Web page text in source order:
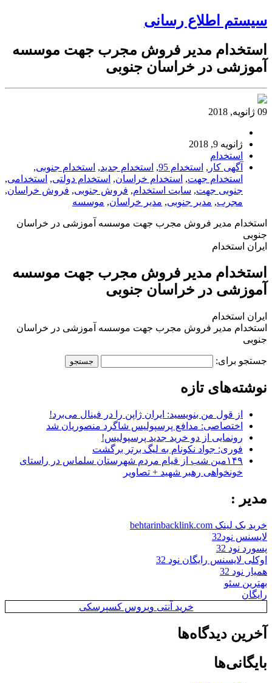
سیستم اطلاع رسانی
استخدام مدیر فروش مجرب جهت موسسه
آموزشی در خراسان جنوبی
09 ژانویه, 2018
ژانویه 9, 2018
استخدام
آگهی کار , استخدام 95 , استخدام جدید, استخدام جنوبی,
استخدام جهت, استخدام خراسان, استخدام دولتی, استخدامی,
جنوبی جهت, سایت استخدام, فروش جنوبی, فروش خراسان,
مجرب, مدیر جنوبی, مدیر خراسان, موسسه
استخدام مدیر فروش مجرب جهت موسسه آموزشی در خراسان
جنوبی
ایران استخدام
استخدام مدیر فروش مجرب جهت موسسه
آموزشی در خراسان جنوبی
ایران استخدام
استخدام مدیر فروش مجرب جهت موسسه آموزشی در خراسان
جنوبی
جستجو برای:
نوشته‌های تازه
از قول من بنویسید: ایران ژاپن را در فینال می‌برد!
اختصاصی: مدافع پرسپولیس شاگرد منصوریان شد
رونمایی از دو خرید جدید پرسپولیس!
فوری: جواد نکونام به لیگ برتر برگشت
۱۴۹مین شب از قیام مردم شهرستان سلماس در راستای
خونخواهی رهبر شهید + تصاویر
مدیر :
خرید بک لینک behtarinbacklink.com
لایسنس نود32
پسورد نود 32
اوکلی لایسنس رایگان نود 32
همیار نود 32
بهترین سئو
رایگان
خرید آنتی ویروس کسپرسکی
آخرین دیدگاه‌ها
بایگانی‌ها